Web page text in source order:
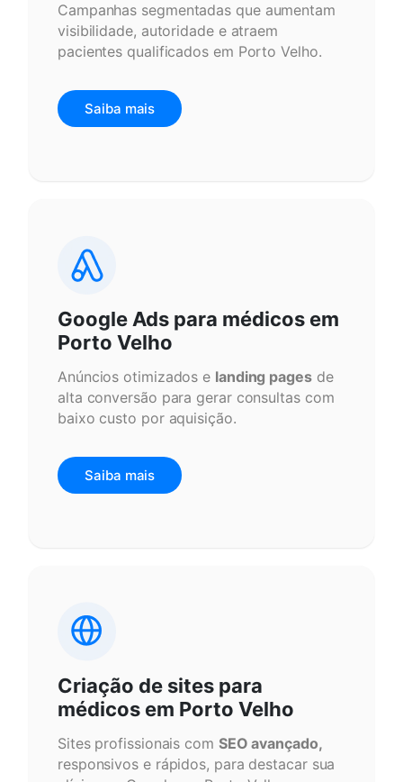
Campanhas segmentadas que aumentam
visibilidade, autoridade e atraem
pacientes qualificados em Porto Velho.
Saiba mais
Google Ads para médicos em
Porto Velho
Anúncios otimizados e landing pagesde
alta conversão para gerar consultas com
baixo custo por aquisição.
Saiba mais
Criação de sites para
médicos em Porto Velho
Sites profissionais com SEO avançado,
responsivos e rápidos, para destacar sua